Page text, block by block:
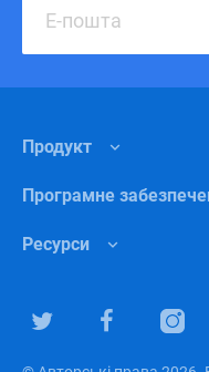
Продукт
Функції
Чому Чанті?
Програмне
Програмне
Внутрішня комунікація
Ресурси